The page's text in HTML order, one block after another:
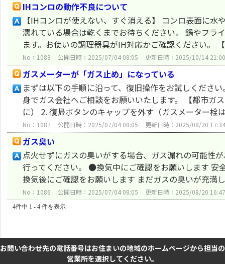
IHコンロの動作不良について
【IHコンロが使えない、すぐ消える】 コンロ表面に
濡れている場合は乾くまでお待ちください。 鍋やフラ
ます。お使いの調理器具がIH対応かご確認ください。
No：1088 公開日時：2025/07/04 08:05 更新日時：2025/10/14 21:00
ガスメーターが「ガス止め」になっている
まずは以下の手順に沿って、復旧操作をお試しくださ
身でガス会社へご相談をお願いいたします。 【都市ガ
に） 2. 復帰ボタンのキャップを外す（ガスメーター栓
No：1087 公開日時：2025/07/04 08:05 更新日時：2025/08/20 17:34
ガス臭い
点火せずにガスの臭いがする場合、ガス漏れの可能性
行ってください。 ●換気中にご確認をお願いします
換気後にご確認をお願いします まだガスの臭いが充満
No：1086 公開日時：2025/07/04 08:05 更新日時：2025/08/20 16:47
4件中 1 - 4 件を表示
お問い合わせ先の電話番号はお住まいの地域のホームページから担当の
営業所を選択してください。